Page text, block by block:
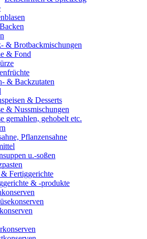
& Brotbackmischungen
& Fond
& Backzutaten
& Desserts
& Nussmischungen
gemahlen, gehobelt etc.
Pflanzensahne
u.-soßen
Fertiggerichte
& -produkte